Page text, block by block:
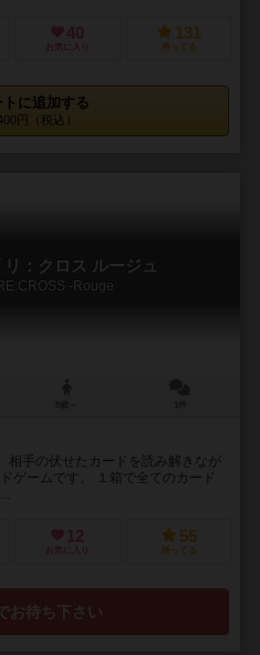
40
お気に入り
131
持ってる
トに追加する
円（税込）
：クロス ルージュ
-Rouge
相手の伏せたカードを読み解きなが
ゲームです。 １箱で全てのカード
12
お気に入り
55
持ってる
お待ち下さい